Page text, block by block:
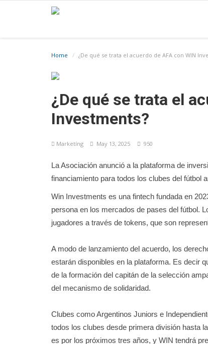
Home ¿De qué se trata el acuerdo de AFA con WIN
¿De qué se trata el
Investments?
Marketíng May 13, 2025 950
La Asociación anunció a la plataforma de
financiamiento para todos los clubes del fútbol
Win Investments es una fintech fundada en
persona en los mercados de pases del fútbol.
jugadores a través de tokens, que son
A modo de lanzamiento del acuerdo, los
estarán disponibles en la plataforma. Es decir
de la formación del capitán de la selección
del mecanismo de solidaridad.
Clubes como Argentinos Juniors e
todos los clubes desde primera división hasta
es por los próximos tres años, y WIN tendrá